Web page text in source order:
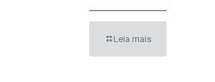
Leia mais